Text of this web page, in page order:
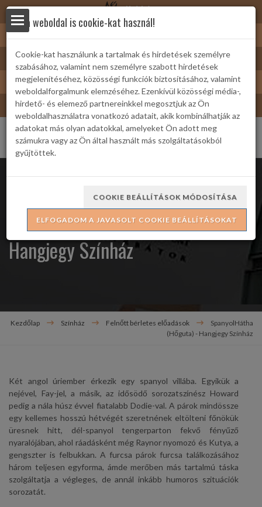
Nyírbátor
Nyírbátor/Barát kártya
Turizmus
Bátor Televízió
SpanyolHátha (Hőguta) -
Hangjegy Színház
Kezdőlap Színház Felnőtt bérletes előadások
SpanyolHátha
(Hőguta) - Hangjegy Színház
Két angol úriember érkezik egy spanyol villába. Egyikük a
nejével, Fay-jel, a másik, az idősödő sorozatszínész Howard
pedig a nála húsz évvel fiatalabb Dodie-val. A párok mindössze
egy kellemes hosszú hétvégét szeretnének eltölteni főnökük
üresnek hitt, dél-spanyol tengerparton fekvő fényűző
nyaralójában, ahol ráadásként még Raynor nyomozó és Kutya, a
gengszter is felbukkan. A furcsa párok furcsa találkozásához
három teljesen egyforma, ámde merőben más tartalmú táska
szolgáltatja a végleges, de annál inkább humoros szituációk
sorozatát.
Ez a weboldal is cookie-kat használ!
Cookie-kat használunk a tartalmak és hirdetések személyre
szabásához, valamint nem személyre szabott hirdetések
megjelenítéséhez, közösségi funkciók biztosításához, valamint
weboldalforgalmunk elemzéséhez. Ezenkívül közösségi média-,
hirdető- és elemező partnereinkkel megosztjuk az Ön
weboldalhasználatra vonatkozó adatait, akik kombinálhatják az
adatokat más olyan adatokkal, amelyeket Ön adott meg
számukra vagy az Ön által használt más szolgáltatásokból
gyűjtöttek.
COOKIE BEÁLLÍTÁSOK MÓDOSÍTÁSA
ELFOGADOM A JAVASOLT COOKIE BEÁLLÍTÁSOKAT